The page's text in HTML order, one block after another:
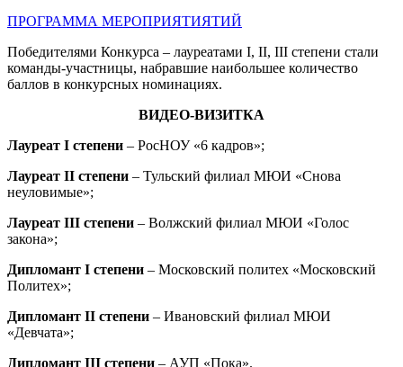
ПРОГРАММА МЕРОПРИЯТИЯТИЙ
Победителями Конкурса – лауреатами I, II, III степени стали
команды-участницы, набравшие наибольшее количество
баллов в конкурсных номинациях.
ВИДЕО-ВИЗИТКА
Лауреат I степени – РосНОУ «6 кадров»;
Лауреат II степени – Тульский филиал МЮИ «Снова
неуловимые»;
Лауреат III степени – Волжский филиал МЮИ «Голос
закона»;
Дипломант I степени – Московский политех «Московский
Политех»;
Дипломант II степени – Ивановский филиал МЮИ
«Девчата»;
Дипломант III степени – АУП «Пока».